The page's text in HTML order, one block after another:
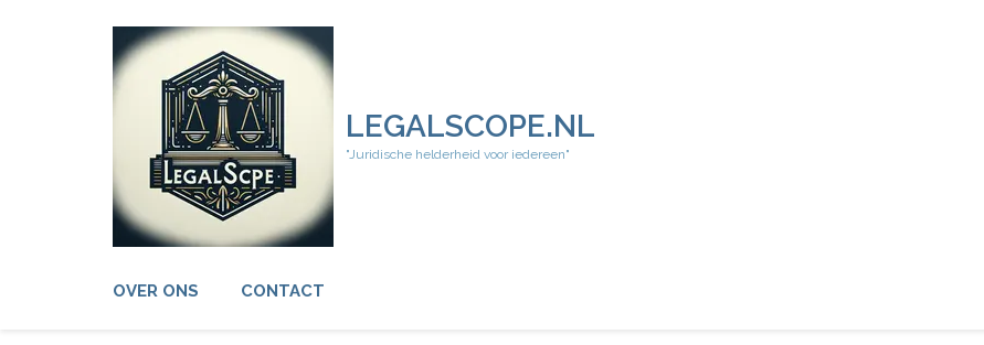
LEGALSCOPE.NL
"Juridische helderheid voor iedereen"
OVER ONS CONTACT